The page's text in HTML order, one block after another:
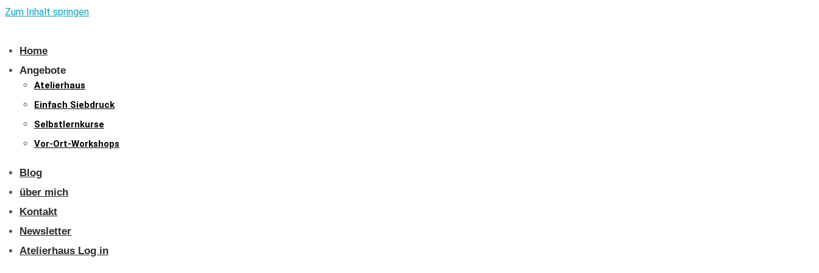
Zum Inhalt springen
Home
Angebote
Atelierhaus
Einfach Siebdruck
Selbstlernkurse
Vor-Ort-Workshops
Blog
über mich
Kontakt
Newsletter
Atelierhaus Log in